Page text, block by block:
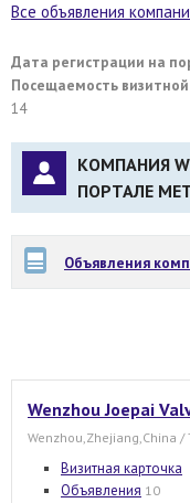
Все объявления
Дата регистрации на
Посещаемость
14
КОМПАНИЯ
ПОРТАЛЕ
Объявления
Wenzhou Joepai
Wenzhou,Zhejiang,China
Визитная карточка
Объявления 10